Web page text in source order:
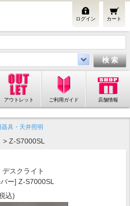
カート
ログイン
アウトレット ご利用ガイド 店舗情報
器具・天井照明
> Z-S7000SL
スクライト
ー] Z-S7000SL
込)